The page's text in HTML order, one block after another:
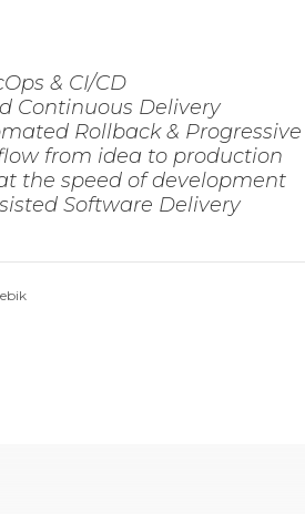
& CI/CD
Continuous Delivery
Rollback &
from idea to production
the speed of development
Software Delivery